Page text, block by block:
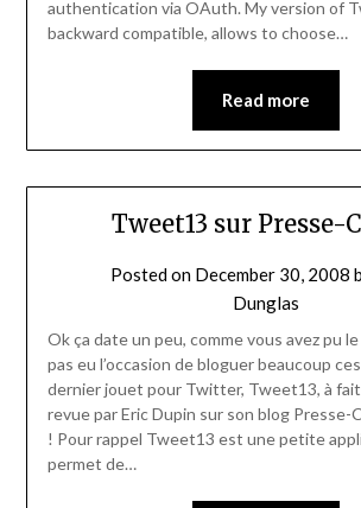
authentication via OAuth. My version of
backward compatible, allows to choose…
Read more
Tweet13 sur Presse-
Posted on December 30, 2008
Dunglas
Ok ça date un peu, comme vous avez pu
pas eu l’occasion de bloguer beaucoup
dernier jouet pour Twitter, Tweet13, à fait
revue par Eric Dupin sur son blog Presse-
! Pour rappel Tweet13 est une petite
permet de…